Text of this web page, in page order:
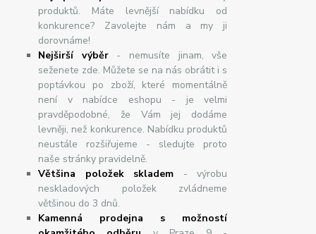
produktů. Máte levnější nabídku od
konkurence? Zavolejte nám a my ji
dorovnáme!
Nejširšívýběr- nemusíte jinam, vše
seženete zde. Můžete se na nás obrátit i s
poptávkou po zboží, které momentálně
není v nabídce eshopu - je velmi
pravděpodobné, že Vám jej dodáme
levněji, než konkurence. Nabídku produktů
neustále rozšiřujeme - sledujte proto
naše stránky pravidelně.
Většina položek skladem - výrobu
neskladových položek zvládneme
většinou do 3 dnů.
Kamenná prodejna s možností